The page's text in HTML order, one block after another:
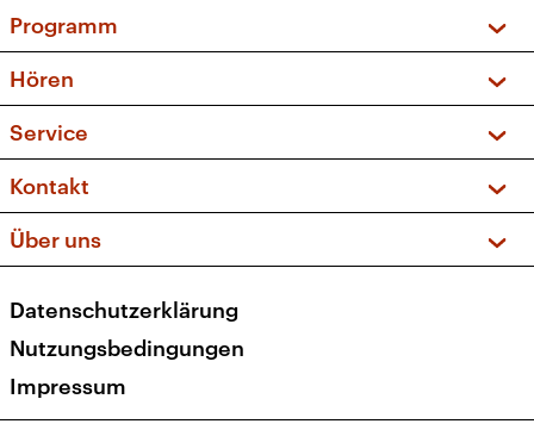
Programm
Sendungen und Podcasts
Musikliste
Kakadu – Das Kinderprogramm
Hören
Frequenzen (UKW + DAB+)
Service
FAQ
Apps
Newsletter
Veranstaltungen
Kontakt
Social Media
Über uns
Presse
Karriere
Transparenz
Datenschutzerklärung
Nutzungsbedingungen
Impressum